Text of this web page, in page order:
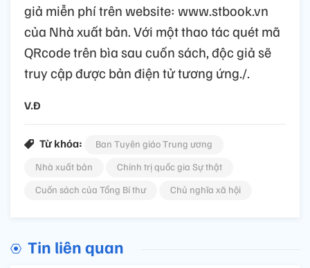
giả miễn phí trên website: www.stbook.vn
của Nhà xuất bản. Với một thao tác quét mã
QRcode trên bìa sau cuốn sách, độc giả sẽ
truy cập được bản điện tử tương ứng./.
V.Đ
Từ khóa:
Ban Tuyên giáo Trung ương
Nhà xuất bản
Chính trị quốc gia Sự thật
Cuốn sách của Tổng Bí thư
Chủ nghĩa xã hội
Tin liên quan